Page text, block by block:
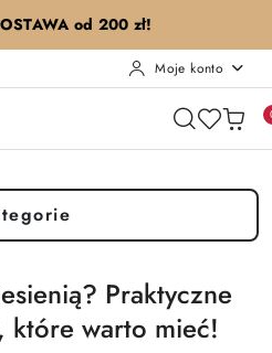
od 200 zł!
Moje konto
Praktyczne
które warto mieć!